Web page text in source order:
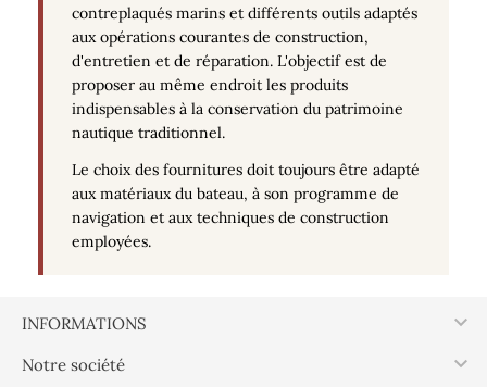
contreplaqués marins et différents outils adaptés
aux opérations courantes de construction,
d'entretien et de réparation. L'objectif est de
proposer au même endroit les produits
indispensables à la conservation du patrimoine
nautique traditionnel.
Le choix des fournitures doit toujours être adapté
aux matériaux du bateau, à son programme de
navigation et aux techniques de construction
employées.
INFORMATIONS 
Notre société 